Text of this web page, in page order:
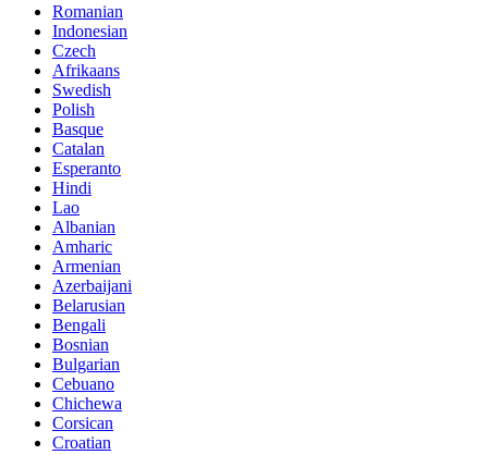
Romanian
Indonesian
Czech
Afrikaans
Swedish
Polish
Basque
Catalan
Esperanto
Hindi
Lao
Albanian
Amharic
Armenian
Azerbaijani
Belarusian
Bengali
Bosnian
Bulgarian
Cebuano
Chichewa
Corsican
Croatian